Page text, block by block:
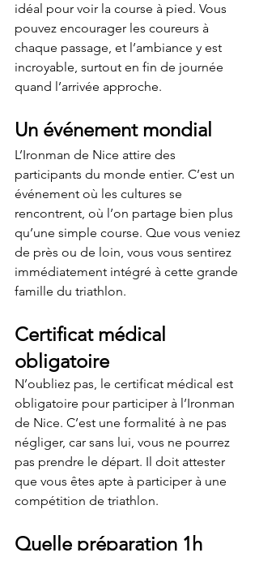
idéal pour voir la course à pied. Vous
pouvez encourager les coureurs à
chaque passage, et l’ambiance y est
incroyable, surtout en fin de journée
quand l’arrivée approche.
Un événement mondial
L’Ironman de Nice attire des
participants du monde entier. C’est un
événement où les cultures se
rencontrent, où l’on partage bien plus
qu’une simple course. Que vous veniez
de près ou de loin, vous vous sentirez
immédiatement intégré à cette grande
famille du triathlon.
Certificat médical
obligatoire
N’oubliez pas, le certificat médical est
obligatoire pour participer à l’Ironman
de Nice. C’est une formalité à ne pas
négliger, car sans lui, vous ne pourrez
pas prendre le départ. Il doit attester
que vous êtes apte à participer à une
compétition de triathlon.
Quelle préparation 1h